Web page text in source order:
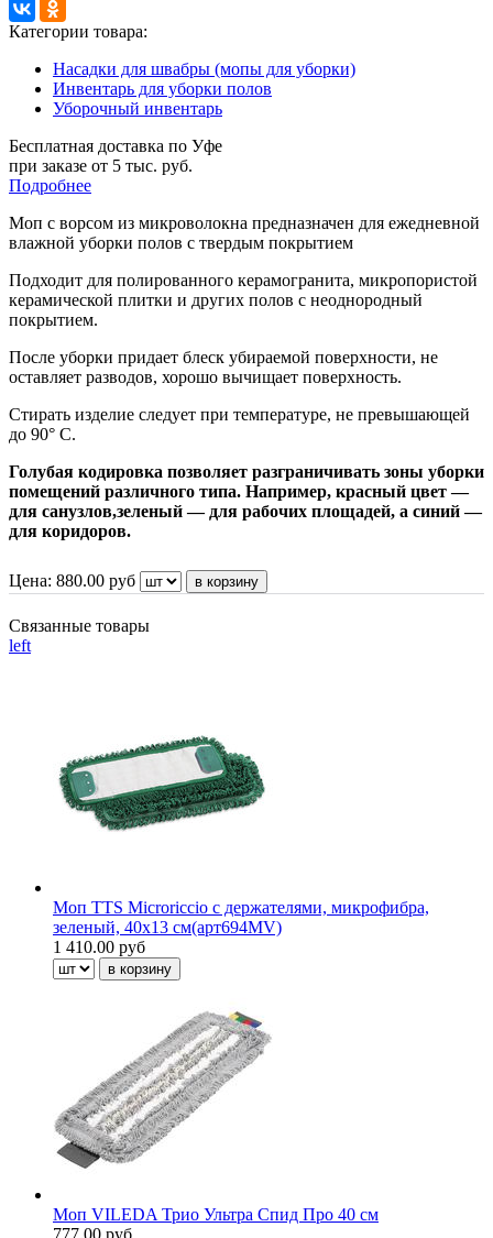
Категории товара:
Насадки для швабры (мопы для уборки)
Инвентарь для уборки полов
Уборочный инвентарь
Бесплатная доставка по Уфе
при заказе от 5 тыс. руб.
Подробнее
Моп с ворсом из микроволокна предназначен для ежедневной
влажной уборки полов с твердым покрытием
Подходит для полированного керамогранита, микропористой
керамической плитки и других полов с неоднородный
покрытием.
После уборки придает блеск убираемой поверхности, не
оставляет разводов, хорошо вычищает поверхность.
Стирать изделие следует при температуре, не превышающей
до 90° С.
Голубая кодировка позволяет разграничивать зоны уборки
помещений различного типа. Например, красный цвет —
для санузлов,зеленый — для рабочих площадей, а синий —
для коридоров.
Цена: 880.00 руб
Связанные товары
left
Моп TTS Microriccio с держателями, микрофибра,
зеленый, 40х13 см(арт694MV)
1 410.00 руб
Моп VILEDA Трио Ультра Спид Про 40 см
777.00 руб